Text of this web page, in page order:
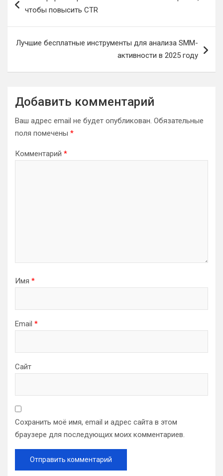
по
чтобы повысить CTR
Лучшие бесплатные инструменты для анализа SMM-
активности в 2025 году
Добавить комментарий
Ваш адрес email не будет опубликован. Обязательные
поля помечены *
Комментарий *
Имя *
Email *
Сайт
Сохранить моё имя, email и адрес сайта в этом
браузере для последующих моих комментариев.